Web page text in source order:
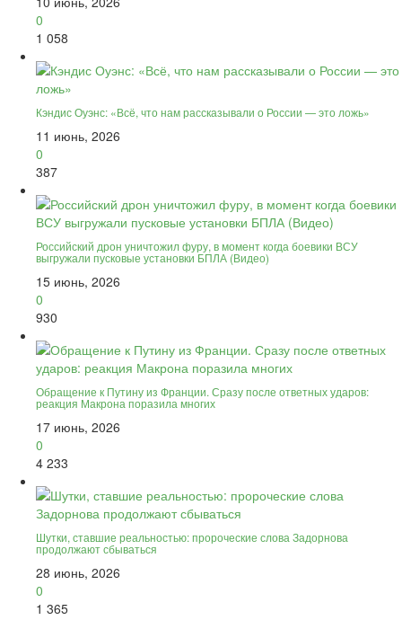
0
1 058
Кэндис Оуэнс: «Всё, что нам рассказывали о России — это ложь»
11 июнь, 2026
0
387
Российский дрон уничтожил фуру, в момент когда боевики ВСУ
выгружали пусковые установки БПЛА (Видео)
15 июнь, 2026
0
930
Обращение к Путину из Франции. Сразу после ответных ударов:
реакция Макрона поразила многих
17 июнь, 2026
0
4 233
Шутки, ставшие реальностью: пророческие слова Задорнова
продолжают сбываться
28 июнь, 2026
0
1 365